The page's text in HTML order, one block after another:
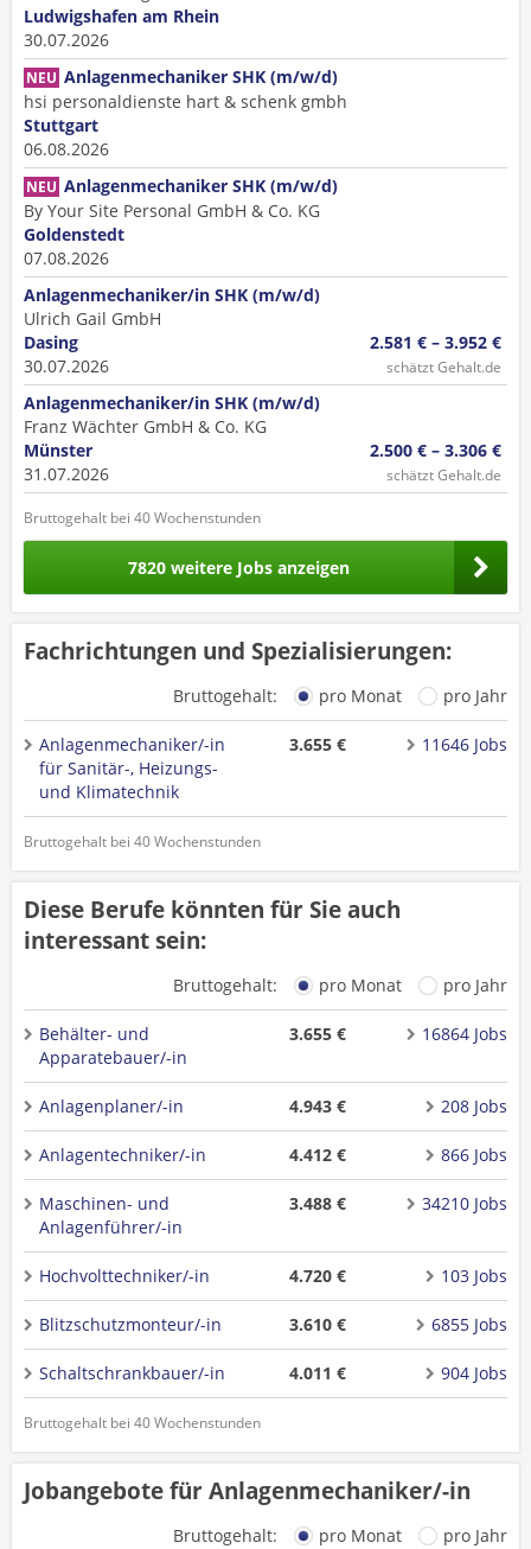
Ludwigshafen am Rhein
30.07.2026
NEU Anlagenmechaniker SHK (m/w/d)
hsi personaldienste hart & schenk gmbh
Stuttgart
06.08.2026
NEU Anlagenmechaniker SHK (m/w/d)
By Your Site Personal GmbH & Co. KG
Goldenstedt
07.08.2026
Anlagenmechaniker/in SHK (m/w/d)
Ulrich Gail GmbH
Dasing
30.07.2026
2.581 € – 3.952 €
schätzt Gehalt.de
Anlagenmechaniker/in SHK (m/w/d)
Franz Wächter GmbH & Co. KG
Münster
31.07.2026
2.500 € – 3.306 €
schätzt Gehalt.de
Bruttogehalt bei 40 Wochenstunden
7820 weitere Jobs anzeigen
Fachrichtungen und Spezialisierungen:
Bruttogehalt: pro Monat pro Jahr
Anlagenmechaniker/-in
für Sanitär-, Heizungs-
und Klimatechnik
3.655 € 11646 Jobs
Bruttogehalt bei 40 Wochenstunden
Diese Berufe könnten für Sie auch
interessant sein:
Bruttogehalt: pro Monat pro Jahr
Behälter- und
Apparatebauer/-in
3.655 € 16864 Jobs
Anlagenplaner/-in 4.943 € 208 Jobs
Anlagentechniker/-in 4.412 € 866 Jobs
Maschinen- und
Anlagenführer/-in
3.488 € 34210 Jobs
Hochvolttechniker/-in 4.720 € 103 Jobs
Blitzschutzmonteur/-in 3.610 € 6855 Jobs
Schaltschrankbauer/-in 4.011 € 904 Jobs
Bruttogehalt bei 40 Wochenstunden
Jobangebote für Anlagenmechaniker/-in
Bruttogehalt: pro Monat
pro Jahr